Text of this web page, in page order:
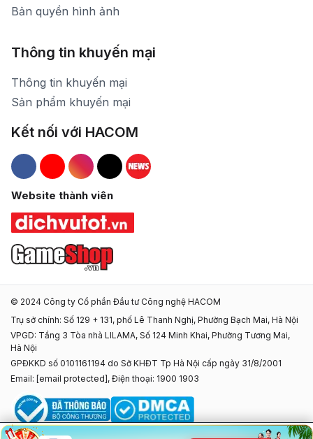
Bản quyền hình ảnh
Thông tin khuyến mại
Thông tin khuyến mại
Sản phẩm khuyến mại
Kết nối với HACOM
Hacom Facebook
Hacom YouTube
Hacom Instagram
Hacom TikTok
Website thành viên
© 2024 Công ty Cổ phần Đầu tư Công nghệ HACOM
Trụ sở chính: Số 129 + 131, phố Lê Thanh Nghị, Phường Bạch Mai, Hà Nội
VPGD: Tầng 3 Tòa nhà LILAMA, Số 124 Minh Khai, Phường Tương Mai,
Hà Nội
GPĐKKD số 0101161194 do Sở KHĐT Tp Hà Nội cấp ngày 31/8/2001
Email: [email protected] , Điện thoại: 1900 1903